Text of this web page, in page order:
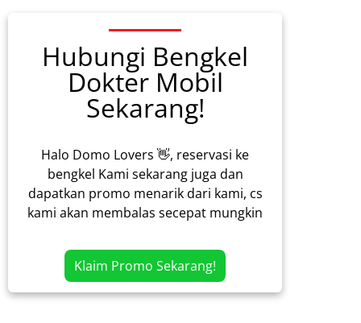
Hubungi Bengkel
Dokter Mobil
Sekarang!
Halo Domo Lovers 👋, reservasi ke
bengkel Kami sekarang juga dan
dapatkan promo menarik dari kami, cs
kami akan membalas secepat mungkin
Klaim Promo Sekarang!